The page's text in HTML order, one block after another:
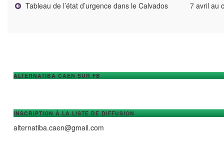
Tableau de l’état d’urgence dans le Calvados 7 avril au
ALTERNATIBA CAEN SUR FB
INSCRIPTION À LA LISTE DE DIFFUSION
alternatiba.caen@gmail.com